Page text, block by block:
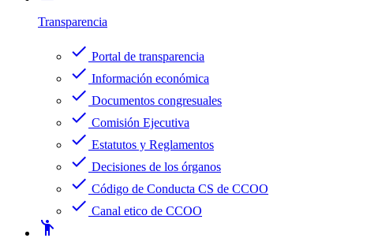
Transparencia
check Portal de transparencia
check Información económica
check Documentos congresuales
check Comisión Ejecutiva
check Estatutos y Reglamentos
check Decisiones de los órganos
check Código de Conducta CS de CCOO
check Canal etico de CCOO
emoji_people